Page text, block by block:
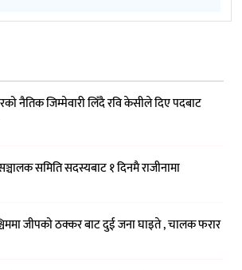
नैतिक जिम्मेवारी लिँदै रवि केसीले दिए पदबाट
समिति सदस्यबाट १ दिनमै राजीनामा
जीपको ठक्कर बाट दुई जना घाइते , चालक फरार